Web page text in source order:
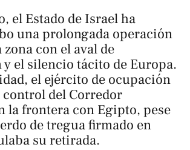
el Estado de Israel ha
una prolongada operación
con el aval de
el silencio tácito de Europa.
el ejército de ocupación
del Corredor
la frontera con Egipto, pese
de tregua firmado en
su retirada.